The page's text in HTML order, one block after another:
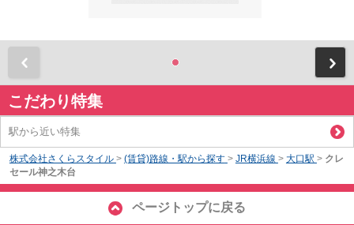
こだわり特集
駅から近い特集
株式会社さくらスタイル > (賃貸)路線・駅から探す > JR横浜線 > 大口駅 > クレ
セール神之木台
ページトップに戻る